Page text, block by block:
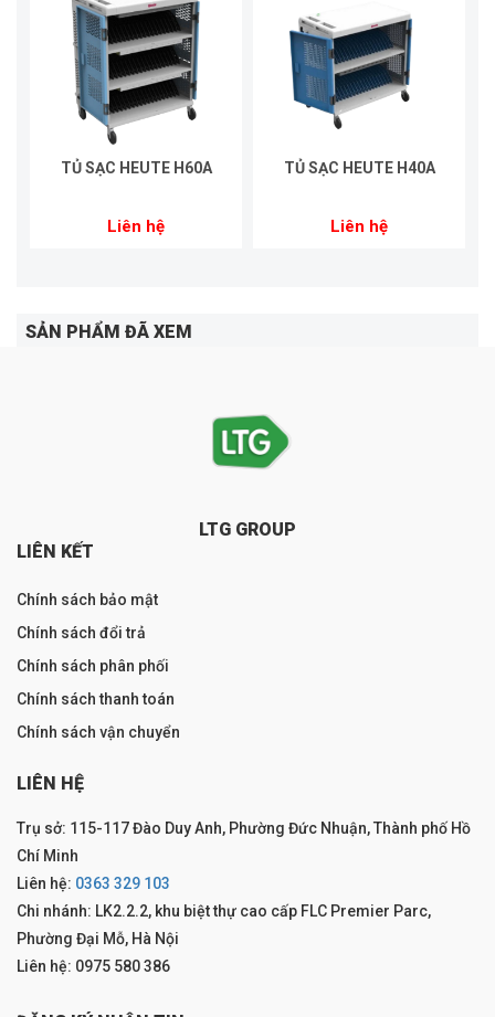
TỦ SẠC HEUTE H60A
Liên hệ
TỦ SẠC HEUTE H40A
Liên hệ
SẢN PHẨM ĐÃ XEM
LTG GROUP
LIÊN KẾT
Chính sách bảo mật
Chính sách đổi trả
Chính sách phân phối
Chính sách thanh toán
Chính sách vận chuyển
LIÊN HỆ
Trụ sở: 115-117 Đào Duy Anh, Phường Đức Nhuận, Thành phố Hồ
Chí Minh
Liên hệ: 0363 329 103
Chi nhánh: LK2.2.2, khu biệt thự cao cấp FLC Premier Parc,
Phường Đại Mỗ, Hà Nội
Liên hệ: 0975 580 386